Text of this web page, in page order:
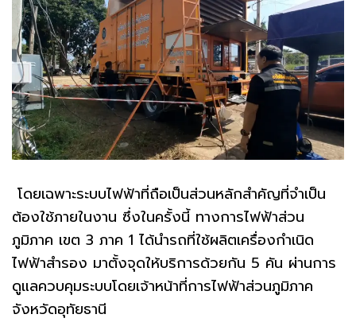
โดยเฉพาะระบบไฟฟ้าที่ถือเป็นส่วนหลักสำคัญที่จำเป็น
ต้องใช้ภายในงาน ซึ่งในครั้งนี้ ทางการไฟฟ้าส่วน
ภูมิภาค เขต 3 ภาค 1 ได้นำรถที่ใช้ผลิตเครื่องกำเนิด
ไฟฟ้าสำรอง มาตั้งจุดให้บริการด้วยกัน 5 คัน ผ่านการ
ดูแลควบคุมระบบโดยเจ้าหน้าที่การไฟฟ้าส่วนภูมิภาค
จังหวัดอุทัยธานี